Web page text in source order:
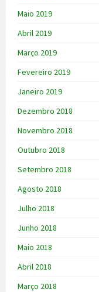
Maio 2019
Abril 2019
Março 2019
Fevereiro 2019
Janeiro 2019
Dezembro 2018
Novembro 2018
Outubro 2018
Setembro 2018
Agosto 2018
Julho 2018
Junho 2018
Maio 2018
Abril 2018
Março 2018